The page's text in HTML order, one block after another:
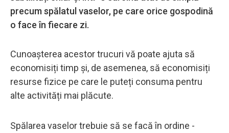
precum spălatul vaselor, pe care orice gospodină
o face în fiecare zi.
Cunoașterea acestor trucuri vă poate ajuta să
economisiți timp și, de asemenea, să economisiți
resurse fizice pe care le puteți consuma pentru
alte activități mai plăcute.
Spălarea vaselor trebuie să se facă în ordine -